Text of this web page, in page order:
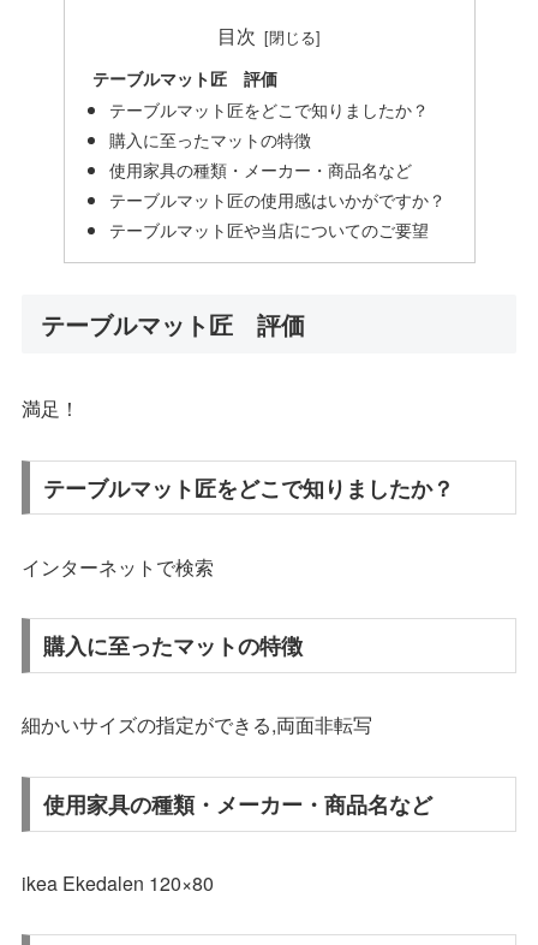
目次
テーブルマット匠 評価
テーブルマット匠をどこで知りましたか？
購入に至ったマットの特徴
使用家具の種類・メーカー・商品名など
テーブルマット匠の使用感はいかがですか？
テーブルマット匠や当店についてのご要望
テーブルマット匠 評価
満足！
テーブルマット匠をどこで知りましたか？
インターネットで検索
購入に至ったマットの特徴
細かいサイズの指定ができる,両面非転写
使用家具の種類・メーカー・商品名など
ikea Ekedalen 120×80